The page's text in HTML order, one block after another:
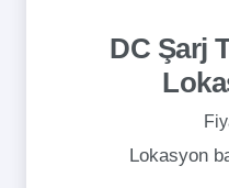
DC Şarj
Lokasyon